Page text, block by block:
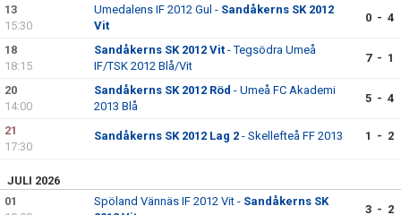
13
15:30
Umedalens IF 2012 Gul - Sandåkerns SK 2012
Vit
0 - 4
18
18:15
Sandåkerns SK 2012 Vit - Tegsödra Umeå
IF/TSK 2012 Blå/Vit
7 - 1
20
14:00
Sandåkerns SK 2012 Röd - Umeå FC Akademi
2013 Blå
5 - 4
21
17:30
Sandåkerns SK 2012 Lag 2 - Skellefteå FF 2013 1 - 2
JULI 2026
01
Spöland Vännäs IF 2012 Vit - Sandåkerns SK
3 - 2